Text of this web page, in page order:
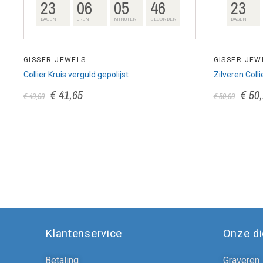
23
DAGEN 06
UREN 05
MINUTEN 45
SECONDEN
GISSER JEWELS
Collier Kruis verguld gepolijst
€ 49,00 € 41,65
23
DAGEN
GISSER
Zilveren
€ 59,00 €
Klantenservice
Betaling
Onze
Graveren